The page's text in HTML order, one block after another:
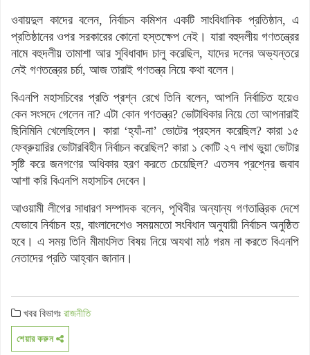
ওবায়দুল কাদের বলেন, নির্বাচন কমিশন একটি সাংবিধানিক প্রতিষ্ঠান, এ
প্রতিষ্ঠানের ওপর সরকারের কোনো হস্তক্ষেপ নেই। যারা বহুদলীয় গণতন্ত্রের
নামে বহুদলীয় তামাশা আর সুবিধাবাদ চালু করেছিল, যাদের দলের অভ্যন্তরে
নেই গণতন্ত্রের চর্চা, আজ তারাই গণতন্ত্র নিয়ে কথা বলেন।
বিএনপি মহাসচিবের প্রতি প্রশ্ন রেখে তিনি বলেন, আপনি নির্বাচিত হয়েও
কেন সংসদে গেলেন না? এটা কোন গণতন্ত্র? ভোটাধিকার নিয়ে তো আপনারাই
ছিনিমিনি খেলেছিলেন। কারা ‘হ্যাঁ-না’ ভোটের প্রহসন করেছিল? কারা ১৫
ফেব্রুয়ারির ভোটারবিহীন নির্বাচন করেছিল? কারা ১ কোটি ২৭ লাখ ভুয়া ভোটার
সৃষ্টি করে জনগণের অধিকার হরণ করতে চেয়েছিল? এতসব প্রশ্নের জবাব
আশা করি বিএনপি মহাসচিব দেবেন।
আওয়ামী লীগের সাধারণ সম্পাদক বলেন, পৃথিবীর অন্যান্য গণতান্ত্রিক দেশে
যেভাবে নির্বাচন হয়, বাংলাদেশেও সময়মতো সংবিধান অনুযায়ী নির্বাচন অনুষ্ঠিত
হবে। এ সময় তিনি মীমাংসিত বিষয় নিয়ে অযথা মাঠ গরম না করতে বিএনপি
নেতাদের প্রতি আহ্বান জানান।
খবর বিভাগঃরাজনীতি
শেয়ার করুন